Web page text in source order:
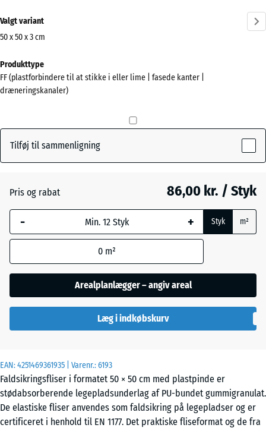
EAN:4251469361935 | Varenr.:6193
Faldsikringsfliser i formatet 50 × 50 cm med plastpinde er
stødabsorberende legepladsunderlag af PU-bundet gummigranulat.
De elastiske fliser anvendes som faldsikring på legepladser og er
certificeret i henhold til EN 1177. Det praktiske fliseformat og de fra
information
om
Vis
farvepalette
Himmelblå
- 7,00 kr.
+ 18,00 kr.
Skifergrå + 15,00 kr.
Valgt variant
50 x 50 x 3 cm
til
forsendelse
500
Den valgte,
blåmarkerede
dimension
anvendes til
(medmindre andet
produktdataene).
x
x 3
cm
50
Produkttype
FF (plastforbindere til at stikke i eller lime | fasede kanter |
dræneringskanaler)
Tilføj til sammenligning
Pris og rabat 86,00 kr. / Styk
- + Styk m²
0 m²
Arealplanlægger – angiv areal
Læg i indkøbskurv